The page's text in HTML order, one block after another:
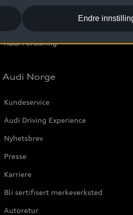
Leasing
Bilgarantier
Audi Forsikring
Audi Norge
Kundeservice
Audi Driving Experience
Nyhetsbrev
Presse
Karriere
Bli sertifisert merkeverksted
Autoretur
Endre